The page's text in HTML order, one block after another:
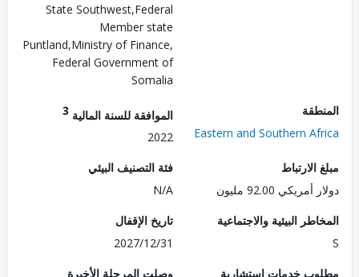
State Southwest,Federal
Member state
Puntland,Ministry of Finance,
Federal Government of
Somalia
Eastern and Southern
الموافقة للسنة المالية3
2022
92.00 مليون
فئة التصنيف البيئي
البيئية والاجتماعية
تاريخ الإقفال
2027/12/31
خدمات استشارية
وصلت المرحلة الأخيرة